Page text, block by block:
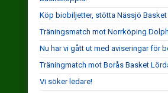
Köp biobiljetter, stötta Nässjö Basket
Träningsmatch mot Norrköping
Nu har vi gått ut med aviseringar för
Träningmatch mot Borås Basket
Vi söker ledare!